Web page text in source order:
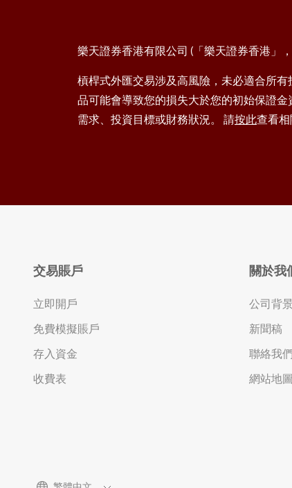
a. 賣出 / 買入鍵
2.2.1 無確認訊息
a. Streaming (指定單子/數量)
2.2.2 有確認訊息
2.3 建立訂單
樂天證券香港有限公司 (「樂天證券香港」
槓桿式外匯交易涉及高風險，未必適合所
品可能會導致您的損失大於您的初始保證
需求、投資目標或財務狀況。 請按此查看相
交易賬戶
立即開戶
免費模擬賬戶
存入資金
收費表
關於我
公司背
新聞稿
聯絡我們
網站地圖